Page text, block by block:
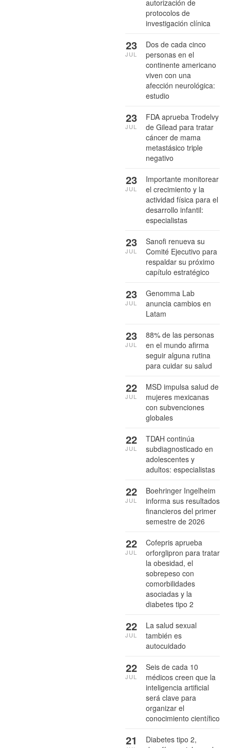
autorización de
protocolos de
investigación clínica
Dos de cada cinco
personas en el
continente americano
viven con una
afección neurológica:
estudio
23
JUL
FDA aprueba Trodelvy
de Gilead para tratar
cáncer de mama
metastásico triple
negativo
23
JUL
Importante monitorear
el crecimiento y la
actividad física para el
desarrollo infantil:
especialistas
23
JUL
Sanofi renueva su
Comité Ejecutivo para
respaldar su próximo
capítulo estratégico
23
JUL
Genomma Lab
anuncia cambios en
Latam
23
JUL
88% de las personas
en el mundo afirma
seguir alguna rutina
para cuidar su salud
23
JUL
MSD impulsa salud de
mujeres mexicanas
con subvenciones
globales
22
JUL
TDAH continúa
subdiagnosticado en
adolescentes y
adultos: especialistas
22
JUL
Boehringer Ingelheim
informa sus resultados
financieros del primer
semestre de 2026
22
JUL
Cofepris aprueba
orforglipron para tratar
la obesidad, el
sobrepeso con
comorbilidades
asociadas y la
diabetes tipo 2
22
JUL
La salud sexual
también es
autocuidado
22
JUL
Seis de cada 10
médicos creen que la
inteligencia artificial
será clave para
organizar el
conocimiento científico
22
JUL
Diabetes tipo 2,
21